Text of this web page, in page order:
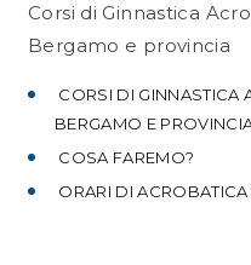
Corsi di Ginnastica
Bergamo e provincia
CORSI DI GINNASTICA
BERGAMO E
COSA FAREMO?
ORARI DI